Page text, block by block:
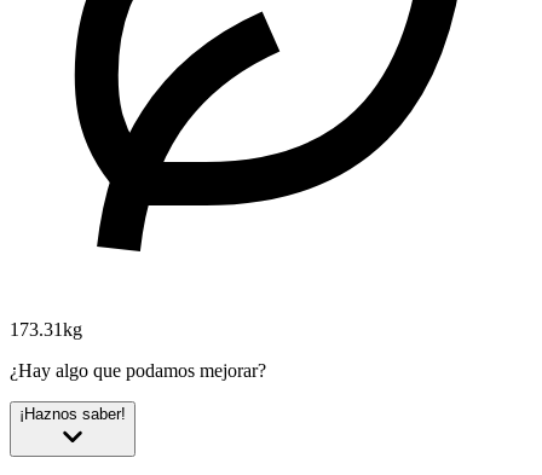
173.31kg
¿Hay algo que podamos mejorar?
¡Haznos saber!